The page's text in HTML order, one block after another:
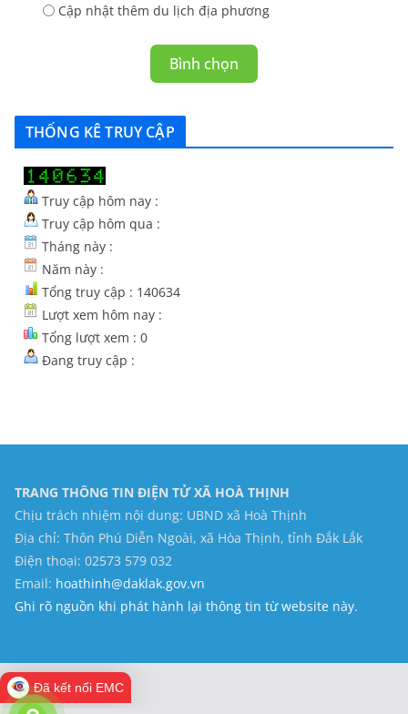
Cập nhật thêm du lịch địa phương
Bình chọn
THỐNG KÊ TRUY CẬP
Truy cập hôm nay :
Truy cập hôm qua :
Tháng này :
Năm này :
Tổng truy cập : 140634
Lượt xem hôm nay :
Tổng lượt xem : 0
Đang truy cập :
TRANG THÔNG TIN ĐIỆN TỬ XÃ HOÀ THỊNH
Chịu trách nhiệm nội dung: UBND xã Hoà Thịnh
Địa chỉ: Thôn Phú Diễn Ngoài, xã Hòa Thịnh, tỉnh Đắk Lắk
Điện thoại: 02573 579 032
Email: hoathinh@daklak.gov.vn
Ghi rõ nguồn khi phát hành lại thông tin từ website này.
Đã kết nối EMC